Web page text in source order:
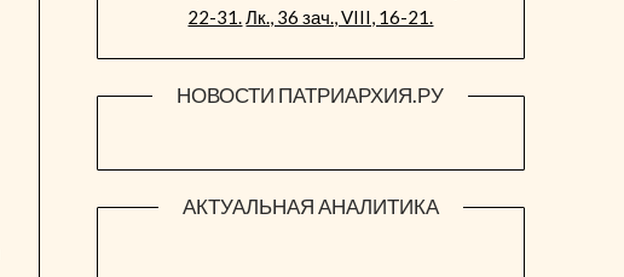
22-31.Лк., 36 зач., VIII, 16-21.
НОВОСТИ ПАТРИАРХИЯ.РУ
АКТУАЛЬНАЯ АНАЛИТИКА